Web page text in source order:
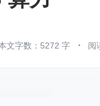
文字数：5272 字 阅